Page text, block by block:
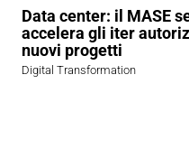
Data center: il MASE
accelera gli iter
nuovi progetti
Digital Transformation